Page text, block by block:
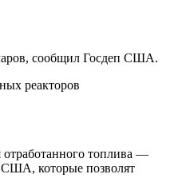
сообщил Госдеп США.
реакторов
топлива —
США, которые позволят